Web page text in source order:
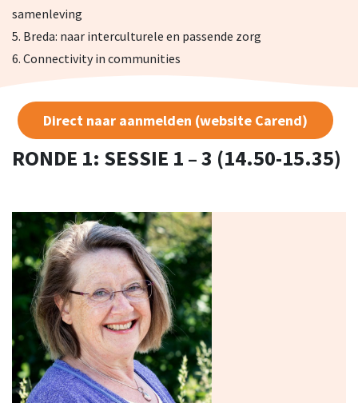
samenleving
5. Breda: naar interculturele en passende zorg
6. Connectivity in communities
Direct naar aanmelden (website Carend)
RONDE 1: SESSIE 1 – 3 (14.50-15.35)